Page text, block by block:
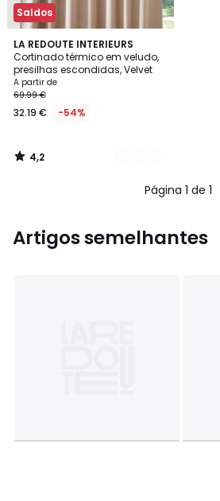
Saldos
LA REDOUTE INTERIEURS
Cortinado térmico em veludo,
presilhas escondidas, Velvet
A partir de
69.99 €
32.19 € -54%
4,2
/ 5
8
Cores
4,2
/
Página 1 de 1
Artigos semelhantes